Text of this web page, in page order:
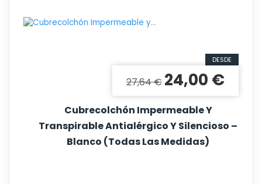
DESDE
Precio base
27,64 € Precio
24,00 €
Cubrecolchón Impermeable Y
Transpirable Antialérgico Y Silencioso –
Blanco (Todas Las Medidas)